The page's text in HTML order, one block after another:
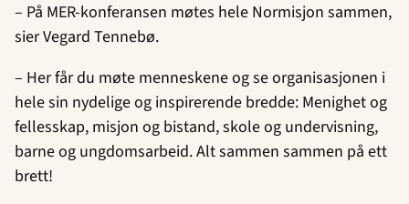
– På MER-konferansen møtes hele Normisjon sammen,
sier Vegard Tennebø.
– Her får du møte menneskene og se organisasjonen i
hele sin nydelige og inspirerende bredde: Menighet og
fellesskap, misjon og bistand, skole og undervisning,
barne og ungdomsarbeid. Alt sammen sammen på ett
brett!